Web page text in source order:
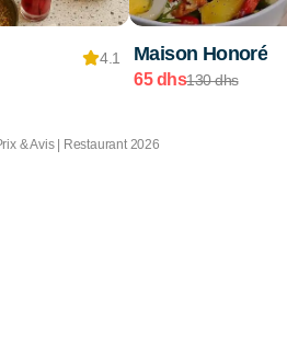
4.1 Maison Honoré
65 dhs130 dhs
& Avis | Restaurant 2026